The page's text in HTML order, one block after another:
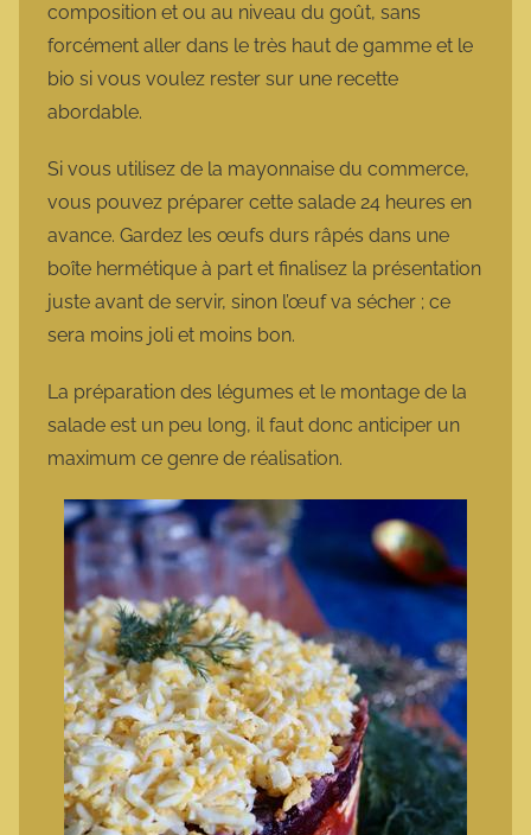
composition et ou au niveau du goût, sans
forcément aller dans le très haut de gamme et le
bio si vous voulez rester sur une recette
abordable.
Si vous utilisez de la mayonnaise du commerce,
vous pouvez préparer cette salade 24 heures en
avance. Gardez les œufs durs râpés dans une
boîte hermétique à part et finalisez la présentation
juste avant de servir, sinon l’œuf va sécher ; ce
sera moins joli et moins bon.
La préparation des légumes et le montage de la
salade est un peu long, il faut donc anticiper un
maximum ce genre de réalisation.